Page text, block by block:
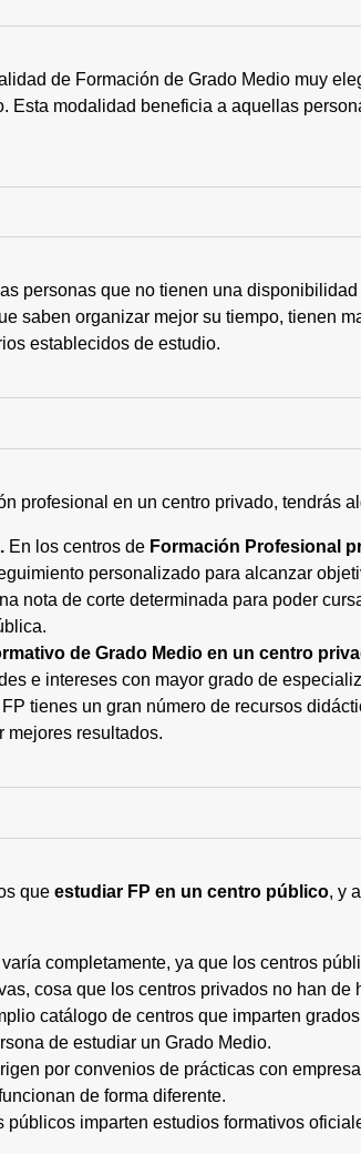
de Formación de Grado Medio muy
Esta modalidad beneficia a aquellas
personas que no tienen una
saben organizar mejor su tiempo, tienen
establecidos de estudio.
profesional en un centro privado, tendrás
En los centros de Formación Profesional
personalizado para alcanzar
nota de corte determinada para poder
de Grado Medio en un centro
e intereses con mayor grado de
tienes un gran número de recursos
mejores resultados.
queestudiar FP en un centro público, y
completamente, ya que los centros
cosa que los centros privados no han de
catálogo de centros que imparten
de estudiar un Grado Medio.
por convenios de prácticas con
de forma diferente.
imparten estudios formativos